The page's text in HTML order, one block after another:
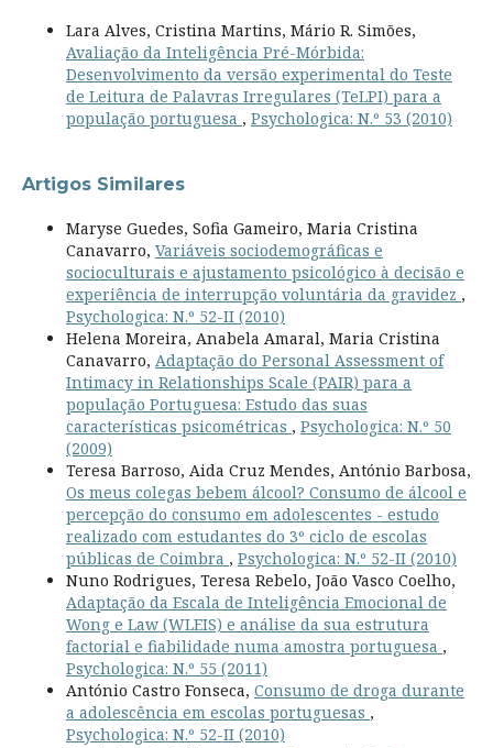
Lara Alves, Cristina Martins, Mário R. Simões,
Avaliação da Inteligência Pré-Mórbida:
Desenvolvimento da versão experimental do Teste
de Leitura de Palavras Irregulares (TeLPI) para a
população portuguesa , Psychologica: N.º 53 (2010)
Artigos Similares
Maryse Guedes, Sofia Gameiro, Maria Cristina
Canavarro, Variáveis sociodemográficas e
socioculturais e ajustamento psicológico à decisão e
experiência de interrupção voluntária da gravidez ,
Psychologica: N.º 52-II (2010)
Helena Moreira, Anabela Amaral, Maria Cristina
Canavarro, Adaptação do Personal Assessment of
Intimacy in Relationships Scale (PAIR) para a
população Portuguesa: Estudo das suas
características psicométricas , Psychologica: N.º 50
(2009)
Teresa Barroso, Aida Cruz Mendes, António Barbosa,
Os meus colegas bebem álcool? Consumo de álcool e
percepção do consumo em adolescentes - estudo
realizado com estudantes do 3º ciclo de escolas
públicas de Coimbra , Psychologica: N.º 52-II (2010)
Nuno Rodrigues, Teresa Rebelo, João Vasco Coelho,
Adaptação da Escala de Inteligência Emocional de
Wong e Law (WLEIS) e análise da sua estrutura
factorial e fiabilidade numa amostra portuguesa ,
Psychologica: N.º 55 (2011)
António Castro Fonseca, Consumo de droga durante
a adolescência em escolas portuguesas ,
Psychologica: N.º 52-II (2010)